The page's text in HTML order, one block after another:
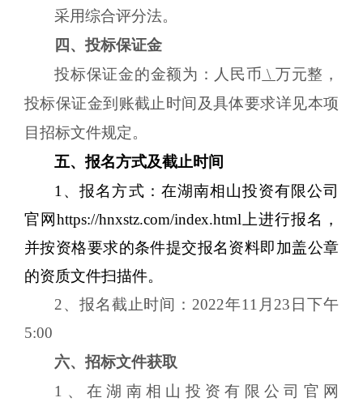
采用综合评分法。
四、投标保证金
投标保证金的金额为：人民币 \ 万元整，
投标保证金到账截止时间及具体要求详见本项
目招标文件规定。
五、报名方式及截止时间
1、报名方式：在湖南相山投资有限公司
官网https://hnxstz.com/index.html上进行报名，
并按资格要求的条件提交报名资料即加盖公章
的资质文件扫描件。
2、报名截止时间：2022年11月23日下午
5:00
六、招标文件获取
1、在湖南相山投资有限公司官网